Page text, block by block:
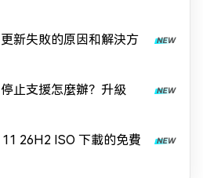
新失敗的原因和解決方
止支援怎麼辦？升級
26H2 ISO 下載的免費